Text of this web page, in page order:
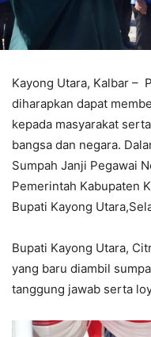
Kayong Utara, Kalbar –
diharapkan dapat
kepada masyarakat
bangsa dan negara.
Sumpah Janji Pegawai
Pemerintah Kabupaten
Bupati Kayong
Bupati Kayong Utara,
yang baru diambil
tanggung jawab serta